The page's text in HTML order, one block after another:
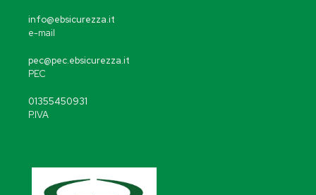
info@ebsicurezza.it
e-mail
pec@pec.ebsicurezza.it
PEC
01355450931
P.IVA